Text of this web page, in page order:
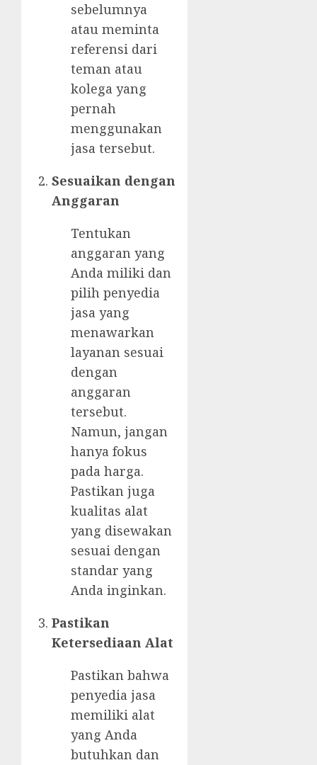
sebelumnya
atau meminta
referensi dari
teman atau
kolega yang
pernah
menggunakan
jasa tersebut.
Sesuaikan dengan
Anggaran
Tentukan
anggaran yang
Anda miliki dan
pilih penyedia
jasa yang
menawarkan
layanan sesuai
dengan
anggaran
tersebut.
Namun, jangan
hanya fokus
pada harga.
Pastikan juga
kualitas alat
yang disewakan
sesuai dengan
standar yang
Anda inginkan.
Pastikan
Ketersediaan Alat
Pastikan bahwa
penyedia jasa
memiliki alat
yang Anda
butuhkan dan